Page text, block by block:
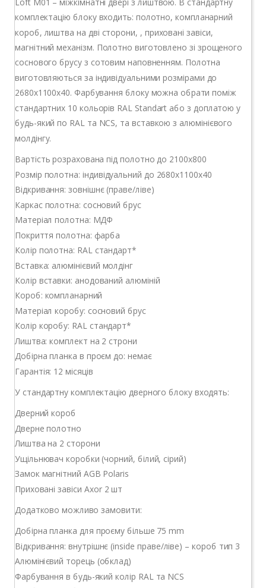
комплектацію блоку входить: полотно, компланарний
короб, лиштва на дві сторони, , приховані завіси,
магнітний механізм. Полотно виготовлено зі зрощеного
соснового брусу з сотовим наповненням. Полотна
виготовляються за індивідуальними розмірами до
2680х1100х40. Фарбування блоку можна обрати поміж
стандартних 10 кольорів RAL Standart або з доплатою у
будь-який по RAL та NCS, та вставкою з алюмінієвого
молдінгу.
Вартість розрахована під полотно до 2100х800
Розмір полотна: індивідуальний до 2680х1100х40
Відкривання: зовнішнє (праве/ліве)
Каркас полотна: сосновий брус
Матеріал полотна: МДФ
Покриття полотна: фарба
Колір полотна: RAL стандарт*
Вставка: алюмінієвий молдінг
Колір вставки: анодований алюміній
Короб: компланарний
Матеріал коробу: сосновий брус
Колір коробу: RAL стандарт*
Лиштва: комплект на 2 строни
Добірна планка в проєм до: немає
Гарантія: 12 місяців
У стандартну комплектацію дверного блоку входять:
Дверний короб
Дверне полотно
Лиштва на 2 сторони
Ущільнювач коробки (чорний, білий, сірий)
Замок магнітний AGB Polaris
Приховані завіси Axor 2 шт
Додатково можливо замовити:
Добірна планка для проєму більше 75 mm
Відкривання: внутрішнє (inside праве/ліве) – короб тип 3
Алюмінієвий торець (обклад)
Фарбування в будь-який колір RAL та NCS